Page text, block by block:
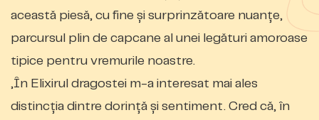
această piesă, cu fine şi surprinzătoare nuanţe,
parcursul plin de capcane al unei legături amoroase
tipice pentru vremurile noastre.
„În Elixirul dragostei m-a interesat mai ales
distincţia dintre dorinţă şi sentiment. Cred că, în